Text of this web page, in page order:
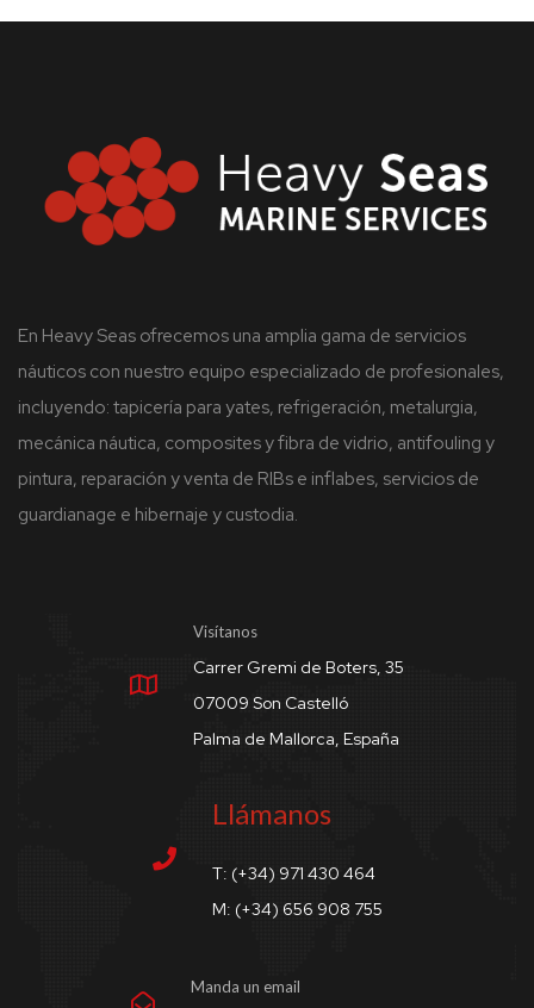
En Heavy Seas ofrecemos una amplia gama de servicios
náuticos con nuestro equipo especializado de profesionales,
incluyendo: tapicería para yates, refrigeración, metalurgia,
mecánica náutica, composites y fibra de vidrio, antifouling y
pintura, reparación y venta de RIBs e inflabes, servicios de
guardianage e hibernaje y custodia.
Visítanos
Carrer Gremi de Boters, 35
07009 Son Castelló
Palma de Mallorca, España
Llámanos
T: (+34) 971 430 464
M: (+34) 656 908 755
Manda un email